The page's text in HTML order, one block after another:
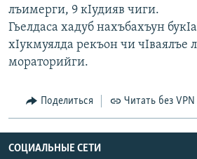
Все сайты РСЕ/РС
лъимерги, 9 кIудияв чиги.
Гьелдаса хадуб нахъбахъун
хIукмуялда рекъон чи чIваялъе
мораторийги.
Поделиться Читать без VPN
СОЦИАЛЬНЫЕ СЕТИ